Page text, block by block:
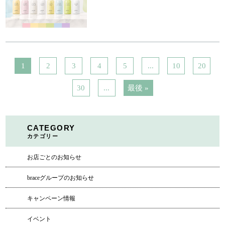
1 2 3 4 5 ... 10 20
30 ... 最後 »
CATEGORY
カテゴリー
お店ごとのお知らせ
braceグループのお知らせ
キャンペーン情報
イベント